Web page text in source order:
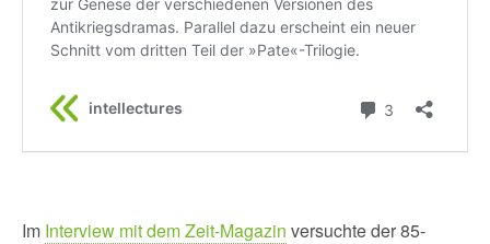
Im Interview mit dem Zeit-Magazin versuchte der 85-